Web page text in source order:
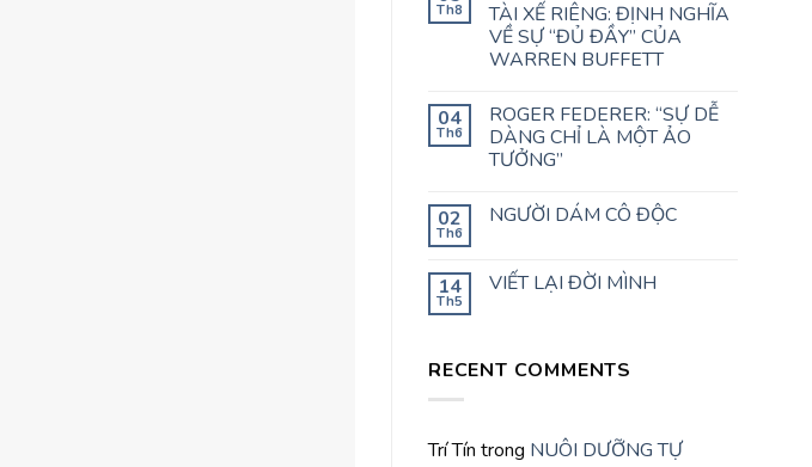
Th8
TÀI XẾ RIÊNG: ĐỊNH NGHĨA
VỀ SỰ “ĐỦ ĐẦY” CỦA
WARREN BUFFETT
04
Th6
ROGER FEDERER: “SỰ DỄ
DÀNG CHỈ LÀ MỘT ẢO
TƯỞNG”
02
Th6
NGƯỜI DÁM CÔ ĐỘC
14
Th5
VIẾT LẠI ĐỜI MÌNH
RECENT COMMENTS
Trí Tín trong NUÔI DƯỠNG TỰ